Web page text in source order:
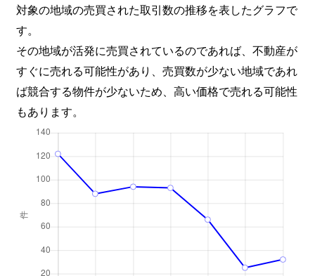
対象の地域の売買された取引数の推移を表したグラフで
す。
その地域が活発に売買されているのであれば、不動産が
すぐに売れる可能性があり、売買数が少ない地域であれ
ば競合する物件が少ないため、高い価格で売れる可能性
もあります。